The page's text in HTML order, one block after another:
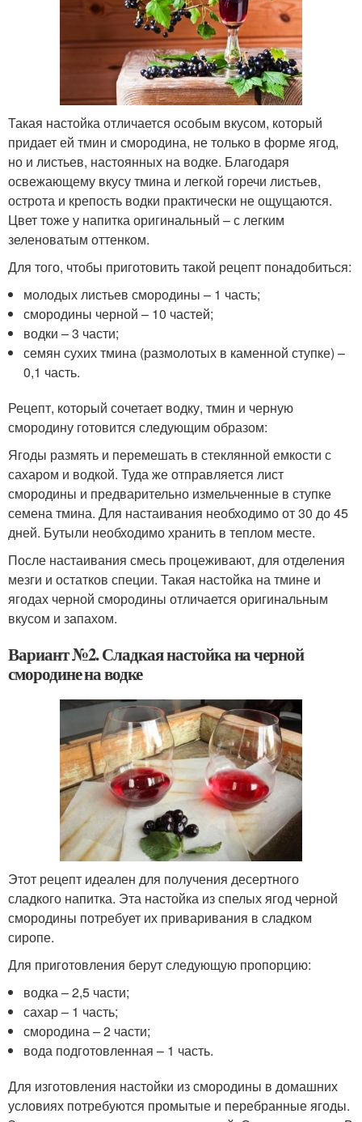
Такая настойка отличается особым вкусом, который
придает ей тмин и смородина, не только в форме ягод,
но и листьев, настоянных на водке. Благодаря
освежающему вкусу тмина и легкой горечи листьев,
острота и крепость водки практически не ощущаются.
Цвет тоже у напитка оригинальный – с легким
зеленоватым оттенком.
Для того, чтобы приготовить такой рецепт понадобиться:
молодых листьев смородины – 1 часть;
смородины черной – 10 частей;
водки – 3 части;
семян сухих тмина (размолотых в каменной ступке) –
0,1 часть.
Рецепт, который сочетает водку, тмин и черную
смородину готовится следующим образом:
Ягоды размять и перемешать в стеклянной емкости с
сахаром и водкой. Туда же отправляется лист
смородины и предварительно измельченные в ступке
семена тмина. Для настаивания необходимо от 30 до 45
дней. Бутыли необходимо хранить в теплом месте.
После настаивания смесь процеживают, для отделения
мезги и остатков специи. Такая настойка на тмине и
ягодах черной смородины отличается оригинальным
вкусом и запахом.
Вариант №2. Сладкая настойка на черной
смородине на водке
Этот рецепт идеален для получения десертного
сладкого напитка. Эта настойка из спелых ягод черной
смородины потребует их приваривания в сладком
сиропе.
Для приготовления берут следующую пропорцию:
водка – 2,5 части;
сахар – 1 часть;
смородина – 2 части;
вода подготовленная – 1 часть.
Для изготовления настойки из смородины в домашних
условиях потребуются промытые и перебранные ягоды.